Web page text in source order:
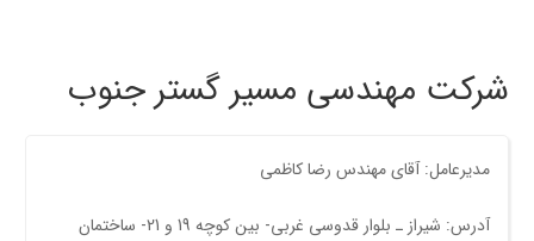
شرکت مهندسی مسیر گستر جنوب
مدیرعامل: آقای مهندس رضا کاظمی
آدرس: شیراز ـ بلوار قدوسی غربی- بين کوچه 19 و 21- ساختمان